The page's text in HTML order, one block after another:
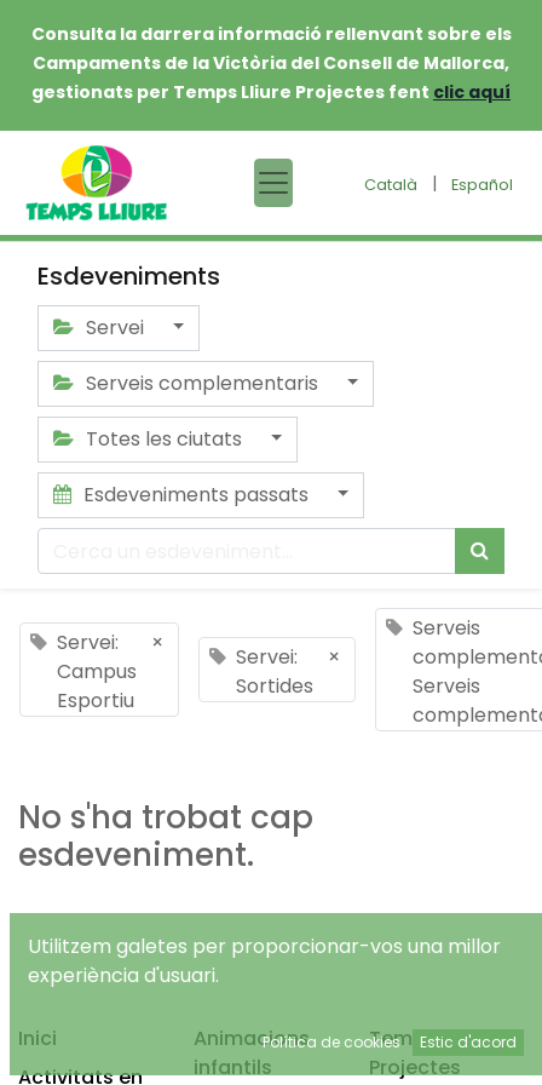
Consulta la darrera informació rellenvant sobre els
Campaments de la Victòria del Consell de Mallorca,
gestionats per Temps Lliure Projectes fent clic aquí
Català | Español
Esdeveniments
Servei
Serveis complementaris
Totes les ciutats
Esdeveniments passats
Servei:
Campus
Esportiu
×
Servei:
Sortides
×
Serveis
Serveis
No s'ha trobat cap
esdeveniment.
Inici
Activitats en
Animacions
infantils
Temps Lliure
Projectes
Utilitzem galetes per proporcionar-vos una millor
experiència d'usuari.
Política de cookies Estic d'acord